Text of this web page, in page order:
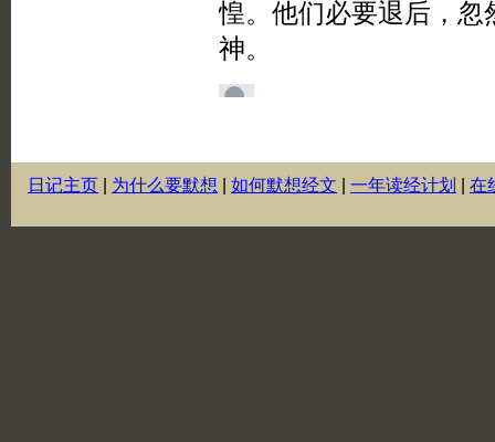
日记主页 为什么要默想 如何默想经文 一年读经计划 在